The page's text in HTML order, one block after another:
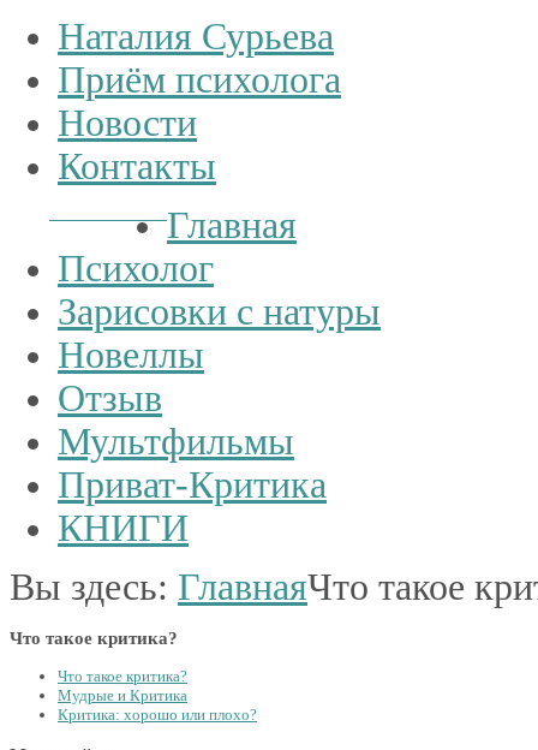
Наталия Сурьева
Приём психолога
Новости
Контакты
Главная
Психолог
Зарисовки с натуры
Новеллы
Отзыв
Мультфильмы
Приват-Критика
КНИГИ
Вы здесь: ГлавнаяЧто такое
Что такое критика?
Что такое критика?
Мудрые и Критика
Критика: хорошо или плохо?